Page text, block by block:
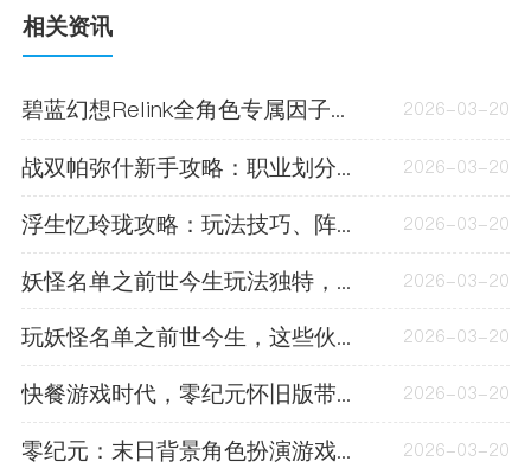
相关资讯
碧蓝幻想Relink全角色专属因子效果，你知道几个？ 2026-03-20
战双帕弥什新手攻略：职业划分与战双帕弥什薇拉瑰丽意识共鸣搭配 2026-03-20
浮生忆玲珑攻略：玩法技巧、阵容搭配及前期注意事项 2026-03-20
妖怪名单之前世今生玩法独特，四大后宫登场，预约开启 2026-03-20
玩妖怪名单之前世今生，这些伙伴羁绊阵容搭配攻略要知道 2026-03-20
快餐游戏时代，零纪元怀旧版带你重温经典玩法与精彩剧情 2026-03-20
零纪元：末日背景角色扮演游戏，科幻魔法共存新体验 2026-03-20